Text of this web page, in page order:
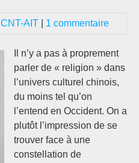
CNT-AIT 1 commentaire
Il n’y a pas à proprement
parler de « religion » dans
l’univers culturel chinois,
du moins tel qu’on
l’entend en Occident. On a
plutôt l’impression de se
trouver face à une
constellation de